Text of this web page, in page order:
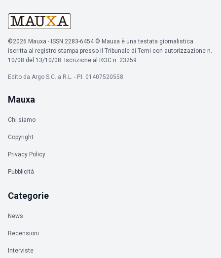
©2026 Mauxa - ISSN 2283-6454 © Mauxa è una testata giornalistica
iscritta al registro stampa presso il Tribunale di Terni con autorizzazione n.
10/08 del 13/10/08. Iscrizione al ROC n. 23259.
Edito da Argo S.C. a R.L. - P.I. 01407520558
Mauxa
Chi siamo
Copyright
Privacy Policy
Pubblicità
Categorie
News
Recensioni
Interviste